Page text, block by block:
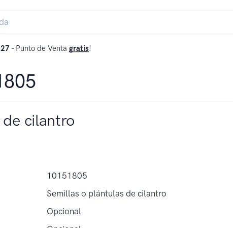
- Punto de Venta gratis!
cilantro
10151805
Semillas o plántulas de cilantro
Opcional